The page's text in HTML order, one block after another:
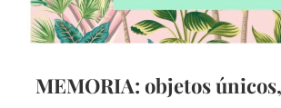
MEMORIA: objetos